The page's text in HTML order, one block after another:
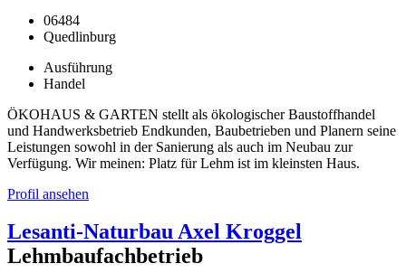
06484
Quedlinburg
Ausführung
Handel
ÖKOHAUS & GARTEN stellt als ökologischer Baustoffhandel
und Handwerksbetrieb Endkunden, Baubetrieben und Planern seine
Leistungen sowohl in der Sanierung als auch im Neubau zur
Verfügung. Wir meinen: Platz für Lehm ist im kleinsten Haus.
Profil ansehen
Lesanti-Naturbau Axel Kroggel
Lehmbaufachbetrieb